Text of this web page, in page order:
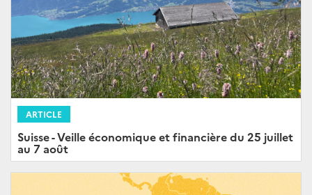
ARTICLE
Suisse - Veille économique et financière du 25 juillet
au 7 août